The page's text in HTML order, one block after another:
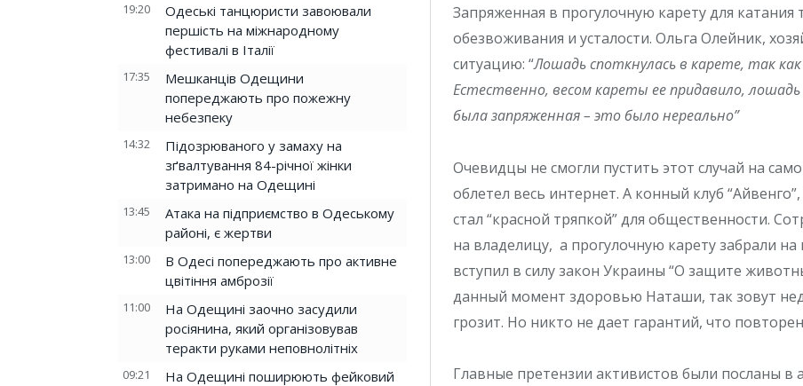
19:20
Одеські танцюристи завоювали
першість на міжнародному
фестивалі в Італії
17:35
Мешканців Одещини
попереджають про пожежну
небезпеку
14:32
Підозрюваного у замаху на
зґвалтування 84-річної жінки
затримано на Одещині
13:45
Атака на підприємство в Одеському
районі, є жертви
13:00
В Одесі попереджають про активне
цвітіння амброзії
11:00
На Одещині заочно засудили
росіянина, який організовував
теракти руками неповнолітніх
09:21
На Одещині поширюють фейковий
Запряженная в прогулочную карету для катания
обезвоживания и усталости. Ольга Олейник,
ситуацию: “Лошадь споткнулась в карете, так
Естественно, весом кареты ее придавило,
была запряженная – это было нереально”
Очевидцы не смогли пустить этот случай на
облетел весь интернет. А конный клуб
стал “красной тряпкой” для общественности.
на владелицу, а прогулочную карету забрали
вступил в силу закон Украины “О защите
данный момент здоровью Наташи, так зовут
грозит. Но никто не дает гарантий, что
Главные претензии активистов были посланы в